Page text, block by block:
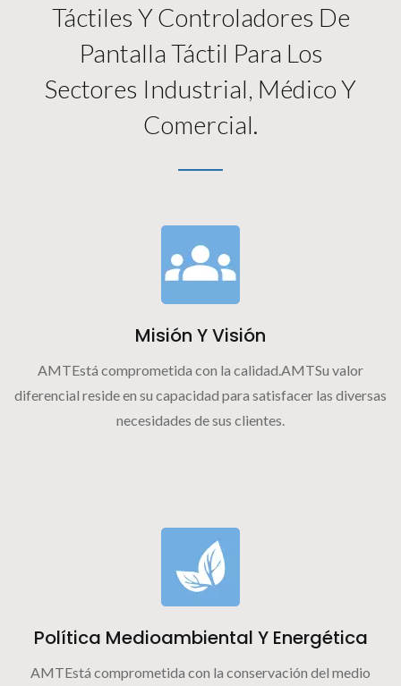
Táctiles Y Controladores De
Pantalla Táctil Para Los
Sectores Industrial, Médico Y
Comercial.
Misión Y Visión
AMTEstá comprometida con la calidad.AMTSu valor
diferencial reside en su capacidad para satisfacer las diversas
necesidades de sus clientes.
Política Medioambiental Y Energética
AMTEstá comprometida con la conservación del medio